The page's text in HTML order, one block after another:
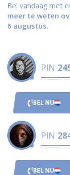
Bel vandaag met
meer te weten
6 augustus.
PIN
BEL NU
PIN
BEL NU